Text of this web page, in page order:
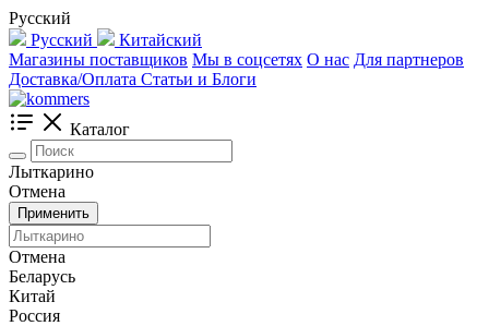
Русский
Русский
Китайский
Магазины поставщиков Мы в соцсетях О нас Для партнеров
Доставка/Оплата Статьи и Блоги
Каталог
Лыткарино
Отмена
Применить
Отмена
Беларусь
Китай
Россия